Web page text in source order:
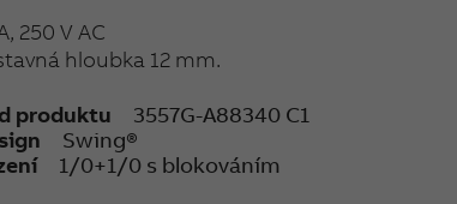
250 V AC
hloubka 12 mm.
produktu
3557G-A88340 C1
Swing®
1/0+1/0 s blokováním